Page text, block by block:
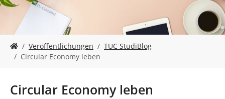
s
i
i
n
Veröffentlichungen
TUC StudiBlog
Circular Economy leben
Circular Economy leben